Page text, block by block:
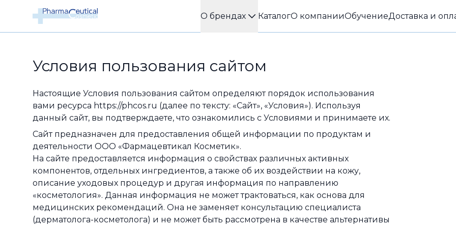
О брендах КаталогО компанииОбучениеДоставка и
Условия пользования сайтом
Настоящие Условия пользования сайтом определяют порядок использования
вами ресурса https://phcos.ru (далее по тексту: «Сайт», «Условия»). Используя
данный сайт, вы подтверждаете, что ознакомились с Условиями и принимаете их.
Сайт предназначен для предоставления общей информации по продуктам и
деятельности ООО «Фармацевтикал Косметик».
На сайте предоставляется информация о свойствах различных активных
компонентов, отдельных ингредиентов, а также об их воздействии на кожу,
описание уходовых процедур и другая информация по направлению
«косметология». Данная информация не может трактоваться, как основа для
медицинских рекомендаций. Она не заменяет консультацию специалиста
(дерматолога-косметолога) и не может быть рассмотрена в качестве альтернативы